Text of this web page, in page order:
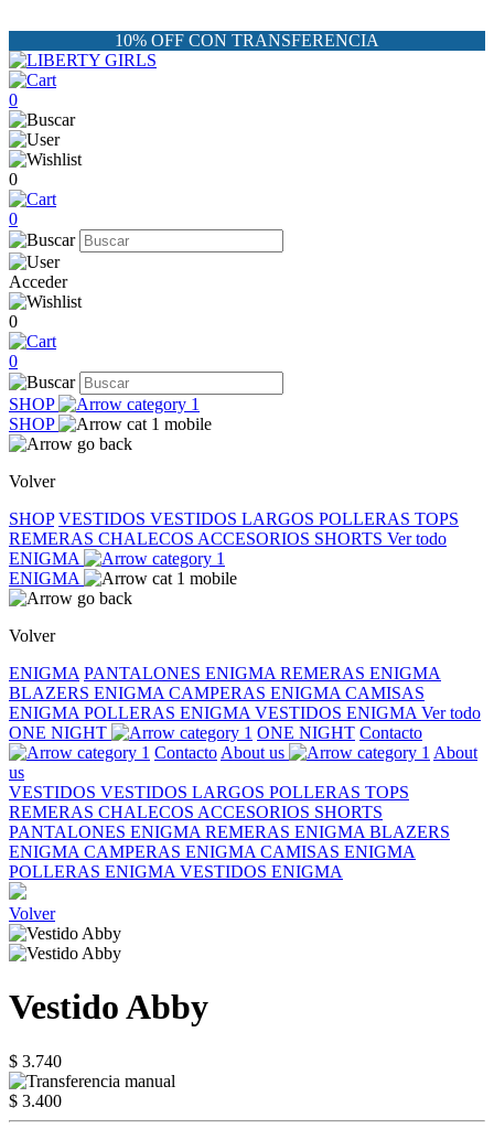
10% OFF CON TRANSFERENCIA
0
0
0
Acceder
0
0
SHOP
SHOP
Volver
SHOP VESTIDOS VESTIDOS LARGOS POLLERAS TOPS
REMERAS CHALECOS ACCESORIOS SHORTS Ver todo
ENIGMA
ENIGMA
Volver
ENIGMA PANTALONES ENIGMA REMERAS ENIGMA
BLAZERS ENIGMA CAMPERAS ENIGMA CAMISAS
ENIGMA POLLERAS ENIGMA VESTIDOS ENIGMA Ver todo
ONE NIGHT
ONE NIGHT Contacto
Contacto About us
About
us
VESTIDOS VESTIDOS LARGOS POLLERAS TOPS
REMERAS CHALECOS ACCESORIOS SHORTS
PANTALONES ENIGMA REMERAS ENIGMA BLAZERS
ENIGMA CAMPERAS ENIGMA CAMISAS ENIGMA
POLLERAS ENIGMA VESTIDOS ENIGMA
Volver
Vestido Abby
$ 3.740
$ 3.400